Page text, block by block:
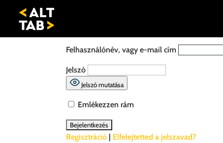
Felhasználónév, vagy e-mail cím
Jelszó
Jelszó mutatása
Emlékezzen rám
Regisztráció Elfelejtetted a jelszavad?